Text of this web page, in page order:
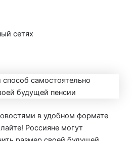
сетях
в удобном формате
Россияне могут